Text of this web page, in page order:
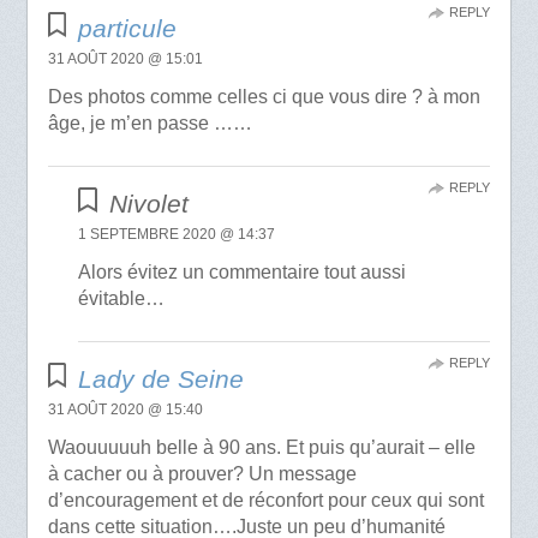
particule
31 AOÛT 2020 @ 15:01
Des photos comme celles ci que vous dire ? à mon
âge, je m’en passe ……
REPLY
Nivolet
1 SEPTEMBRE 2020 @ 14:37
Alors évitez un commentaire tout aussi
évitable…
REPLY
Lady de Seine
31 AOÛT 2020 @ 15:40
Waouuuuuh belle à 90 ans. Et puis qu’aurait – elle
à cacher ou à prouver? Un message
d’encouragement et de réconfort pour ceux qui sont
dans cette situation….Juste un peu d’humanité
REPLY